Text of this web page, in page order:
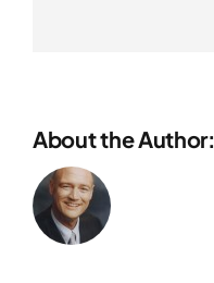
About the Author: